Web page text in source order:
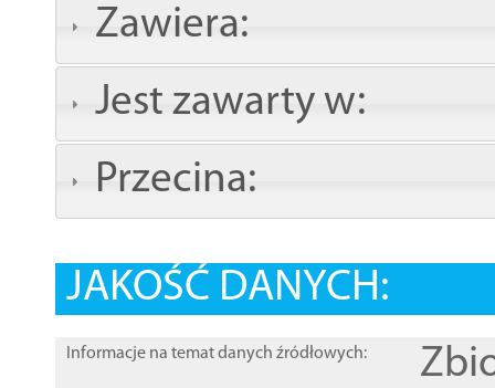
Zawiera:
Jest zawarty w:
Przecina:
JAKOŚĆ DANYCH:
Informacje na temat danych źródłowych: